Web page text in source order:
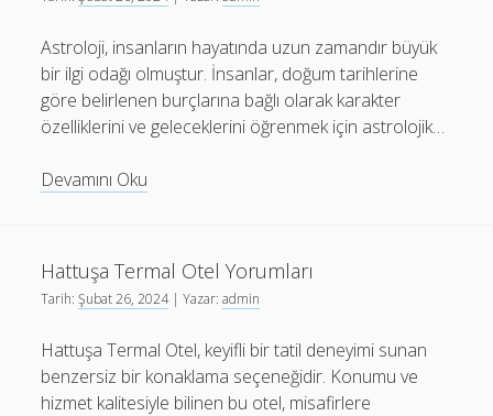
Karşılaşılan
ve
Çözüm
Önerileri
Astroloji, insanların hayatında uzun zamandır büyük
bir ilgi odağı olmuştur. İnsanlar, doğum tarihlerine
göre belirlenen burçlarına bağlı olarak karakter
özelliklerini ve geleceklerini öğrenmek için astrolojik…
Devamını Oku
Hattuşa Termal Otel Yorumları
Tarih:Şubat 26, 2024| Yazar:admin
Hattuşa Termal Otel, keyifli bir tatil deneyimi sunan
benzersiz bir konaklama seçeneğidir. Konumu ve
hizmet kalitesiyle bilinen bu otel, misafirlere